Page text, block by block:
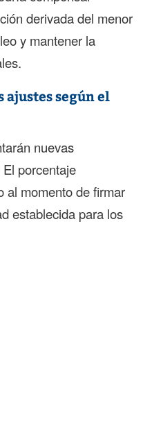
derivada del menor
y mantener la
según el
nuevas
porcentaje
al momento de firmar
establecida para los